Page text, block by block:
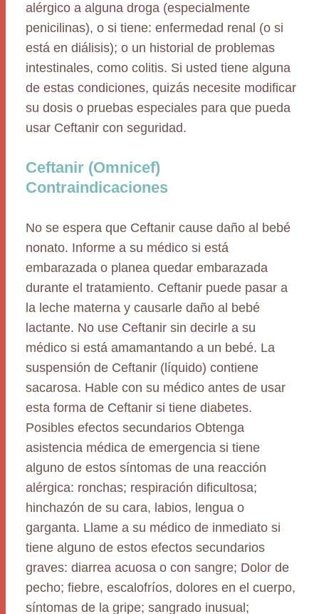
alérgico a alguna droga (especialmente
penicilinas), o si tiene: enfermedad renal (o si
está en diálisis); o un historial de problemas
intestinales, como colitis. Si usted tiene alguna
de estas condiciones, quizás necesite modificar
su dosis o pruebas especiales para que pueda
usar Ceftanir con seguridad.
Ceftanir (Omnicef)
Contraindicaciones
No se espera que Ceftanir cause daño al bebé
nonato. Informe a su médico si está
embarazada o planea quedar embarazada
durante el tratamiento. Ceftanir puede pasar a
la leche materna y causarle daño al bebé
lactante. No use Ceftanir sin decirle a su
médico si está amamantando a un bebé. La
suspensión de Ceftanir (líquido) contiene
sacarosa. Hable con su médico antes de usar
esta forma de Ceftanir si tiene diabetes.
Posibles efectos secundarios Obtenga
asistencia médica de emergencia si tiene
alguno de estos síntomas de una reacción
alérgica: ronchas; respiración dificultosa;
hinchazón de su cara, labios, lengua o
garganta. Llame a su médico de inmediato si
tiene alguno de estos efectos secundarios
graves: diarrea acuosa o con sangre; Dolor de
pecho; fiebre, escalofríos, dolores en el cuerpo,
síntomas de la gripe; sangrado inusual;